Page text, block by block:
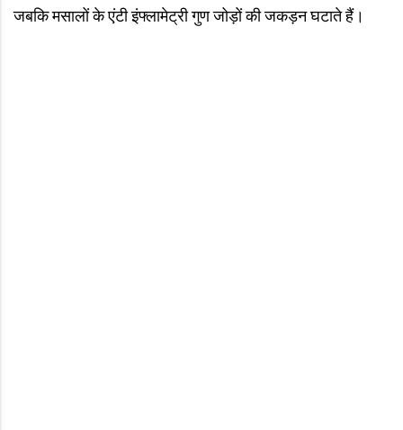
जबकि मसालों के एंटी इंफ्लामेट्री गुण जोड़ों की जकड़न घटाते हैं।